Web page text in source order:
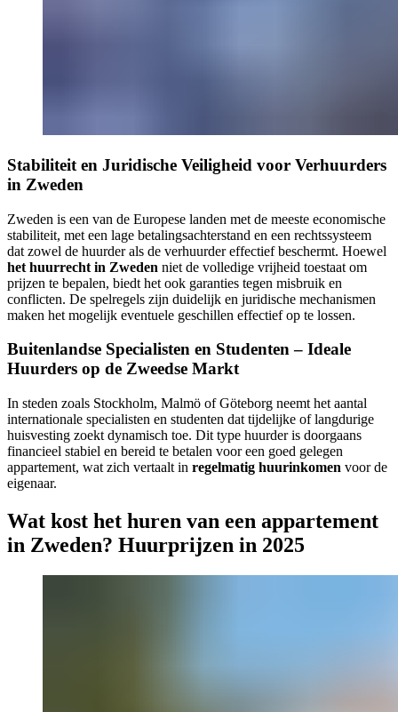
Stabiliteit en Juridische Veiligheid voor Verhuurders
in Zweden
Zweden is een van de Europese landen met de meeste economische
stabiliteit, met een lage betalingsachterstand en een rechtssysteem
dat zowel de huurder als de verhuurder effectief beschermt. Hoewel
het huurrecht in Zweden niet de volledige vrijheid toestaat om
prijzen te bepalen, biedt het ook garanties tegen misbruik en
conflicten. De spelregels zijn duidelijk en juridische mechanismen
maken het mogelijk eventuele geschillen effectief op te lossen.
Buitenlandse Specialisten en Studenten – Ideale
Huurders op de Zweedse Markt
In steden zoals Stockholm, Malmö of Göteborg neemt het aantal
internationale specialisten en studenten dat tijdelijke of langdurige
huisvesting zoekt dynamisch toe. Dit type huurder is doorgaans
financieel stabiel en bereid te betalen voor een goed gelegen
appartement, wat zich vertaalt in regelmatig huurinkomen voor de
eigenaar.
Wat kost het huren van een appartement
in Zweden? Huurprijzen in 2025